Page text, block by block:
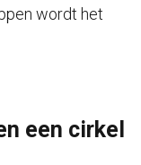
wordt het
een cirkel